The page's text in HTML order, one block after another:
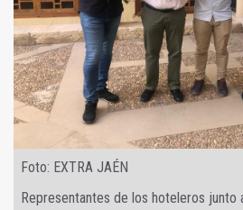
Foto: EXTRA JAÉN
Representantes de los hoteleros junto